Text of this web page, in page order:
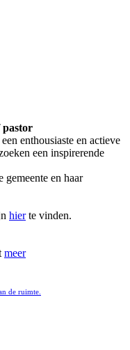
pastor
enthousiaste en actieve
een inspirerende
en haar
hierte vinden.
meer
de ruimte.